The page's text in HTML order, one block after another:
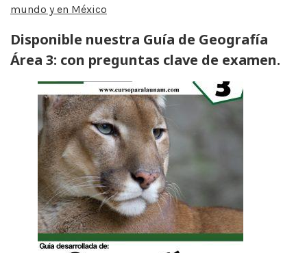
mundo y en México
Disponible nuestra Guía de Geografía
Área 3: con preguntas clave de examen.